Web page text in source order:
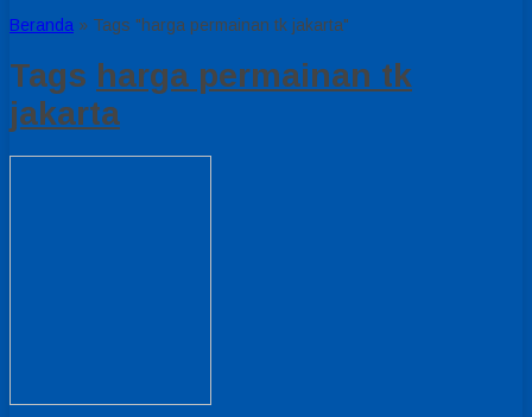
Beranda » Tags "harga permainan tk jakarta"
Tags harga permainan tk
jakarta